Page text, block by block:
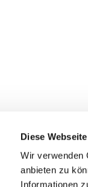
Diese
Wir verwenden
anbieten zu
Informationen